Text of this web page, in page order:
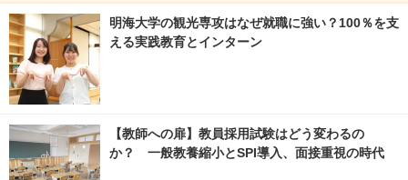
明海大学の観光専攻はなぜ就職に強い？100％を支
える実践教育とインターン
【教師への扉】教員採用試験はどう変わるの
か？ 一般教養縮小とSPI導入、面接重視の時代